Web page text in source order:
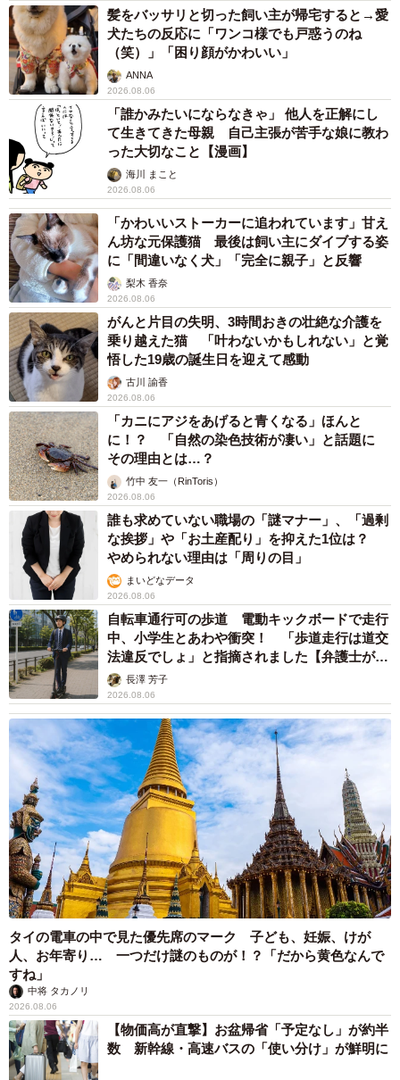
髪をバッサリと切った飼い主が帰宅すると→愛
犬たちの反応に「ワンコ様でも戸惑うのね
（笑）」「困り顔がかわいい」
ANNA
2026.08.06
「誰かみたいにならなきゃ」 他人を正解にし
て生きてきた母親 自己主張が苦手な娘に教わ
った大切なこと【漫画】
海川 まこと
2026.08.06
「かわいいストーカーに追われています」甘え
ん坊な元保護猫 最後は飼い主にダイブする姿
に「間違いなく犬」「完全に親子」と反響
梨木 香奈
2026.08.06
がんと片目の失明、3時間おきの壮絶な介護を
乗り越えた猫 「叶わないかもしれない」と覚
悟した19歳の誕生日を迎えて感動
古川 諭香
2026.08.06
「カニにアジをあげると青くなる」ほんと
に！？ 「自然の染色技術が凄い」と話題に
その理由とは…？
竹中 友一（RinToris）
2026.08.06
誰も求めていない職場の「謎マナー」、「過剰
な挨拶」や「お土産配り」を抑えた1位は？
やめられない理由は「周りの目」
まいどなデータ
2026.08.06
自転車通行可の歩道 電動キックボードで走行
中、小学生とあわや衝突！ 「歩道走行は道交
法違反でしょ」と指摘されました【弁護士が解
説】長澤 芳子
2026.08.06
タイの電車の中で見た優先席のマーク 子ども、妊娠、けが
人、お年寄り… 一つだけ謎のものが！？「だから黄色なんで
すね」
中将 タカノリ
2026.08.06
【物価高が直撃】お盆帰省「予定なし」が約半
数 新幹線・高速バスの「使い分け」が鮮明に